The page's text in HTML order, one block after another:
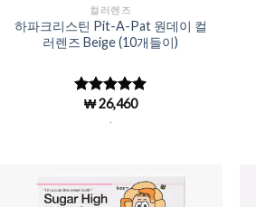
컬러렌즈
하파크리스틴 Pit-A-Pat 원데이 컬
러렌즈 Beige (10개들이)
5 중에서
로 평
₩26,460